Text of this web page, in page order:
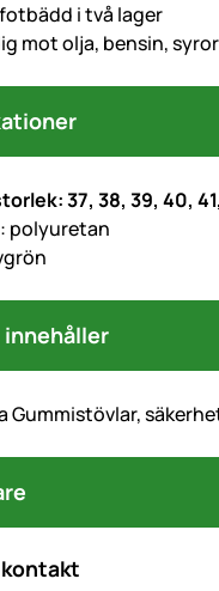
i två lager
mot olja, bensin, syror
37, 38, 39, 40,
polyuretan
Gummistövlar,